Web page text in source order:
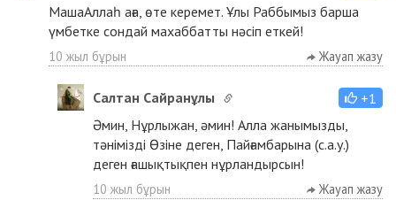
МашаАллаһ аға, өте керемет. Ұлы Раббымыз барша
үмбетке сондай махаббатты нәсіп еткей!
10 жыл бұрын Жауап жазу
Салтан Сайранұлы
+1
Әмин, Нұрлыжан, әмин! Алла жанымызды,
тәнімізді Өзіне деген, Пайғамбарына (с.а.у.)
деген ғашықтықпен нұрландырсын!
10 жыл бұрын Жауап жазу